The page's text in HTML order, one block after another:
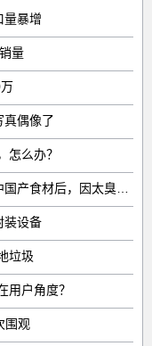
量暴增
量
真偶像了
怎么办？
装设备
垃圾
用户角度？
围观